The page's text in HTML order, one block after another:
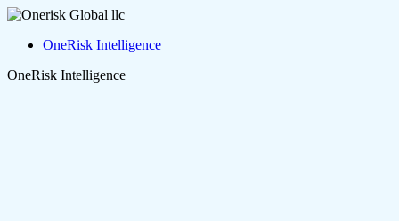
OneRisk Intelligence
OneRisk Intelligence